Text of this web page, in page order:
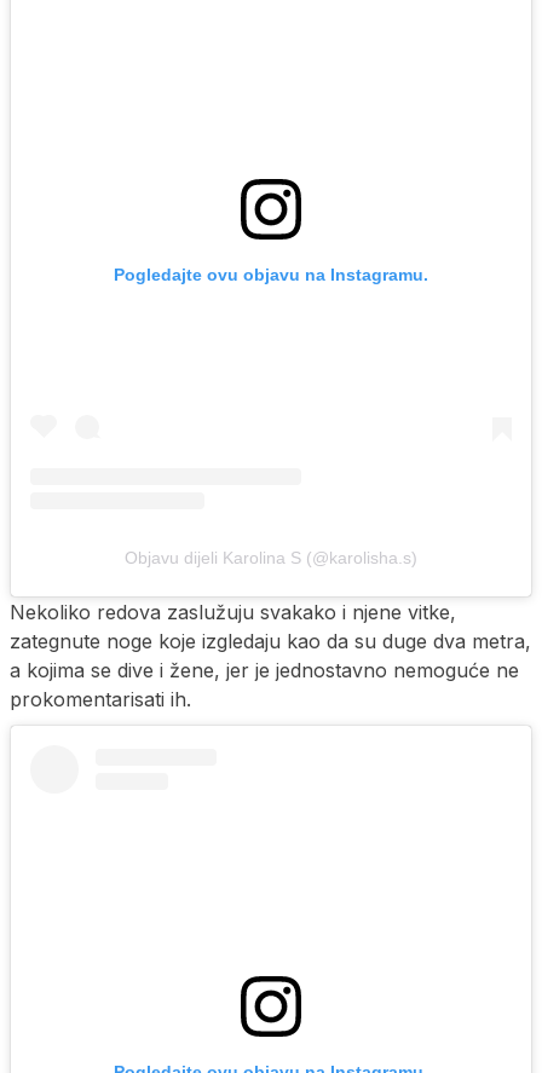
Pogledajte ovu objavu na Instagramu.
Objavu dijeli Karolina S (@karolisha.s)
Nekoliko redova zaslužuju svakako i njene vitke,
zategnute noge koje izgledaju kao da su duge dva metra,
a kojima se dive i žene, jer je jednostavno nemoguće ne
prokomentarisati ih.